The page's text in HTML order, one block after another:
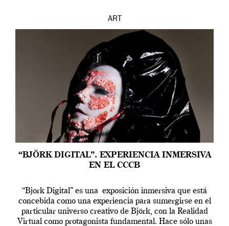
ART
“BJÖRK DIGITAL”. EXPERIENCIA INMERSIVA
EN EL CCCB
“Bjork Digital” es una exposición inmersiva que está
concebida como una experiencia para sumergirse en el
particular universo creativo de Björk, con la Realidad
Virtual como protagonista fundamental. Hace sólo unas